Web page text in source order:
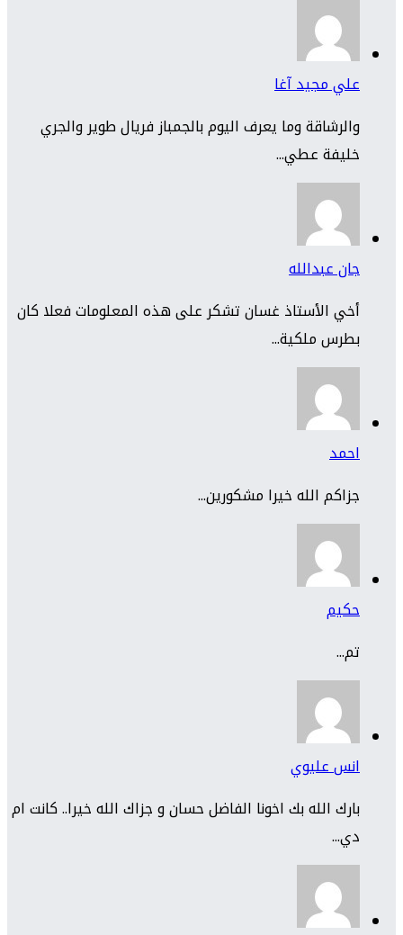
علي مجيد آغا
والرشاقة وما يعرف اليوم بالجمباز فريال طوير والجري
خليفة عطي...
جان عبدالله
أخي الأستاذ غسان تشكر على هذه المعلومات فعلا كان
بطرس ملكية...
احمد
جزاكم الله خيرا مشكورين...
حكيم
تم...
انس عليوي
بارك الله بك اخونا الفاضل حسان و جزاك الله خيرا.. كانت ام
دي...